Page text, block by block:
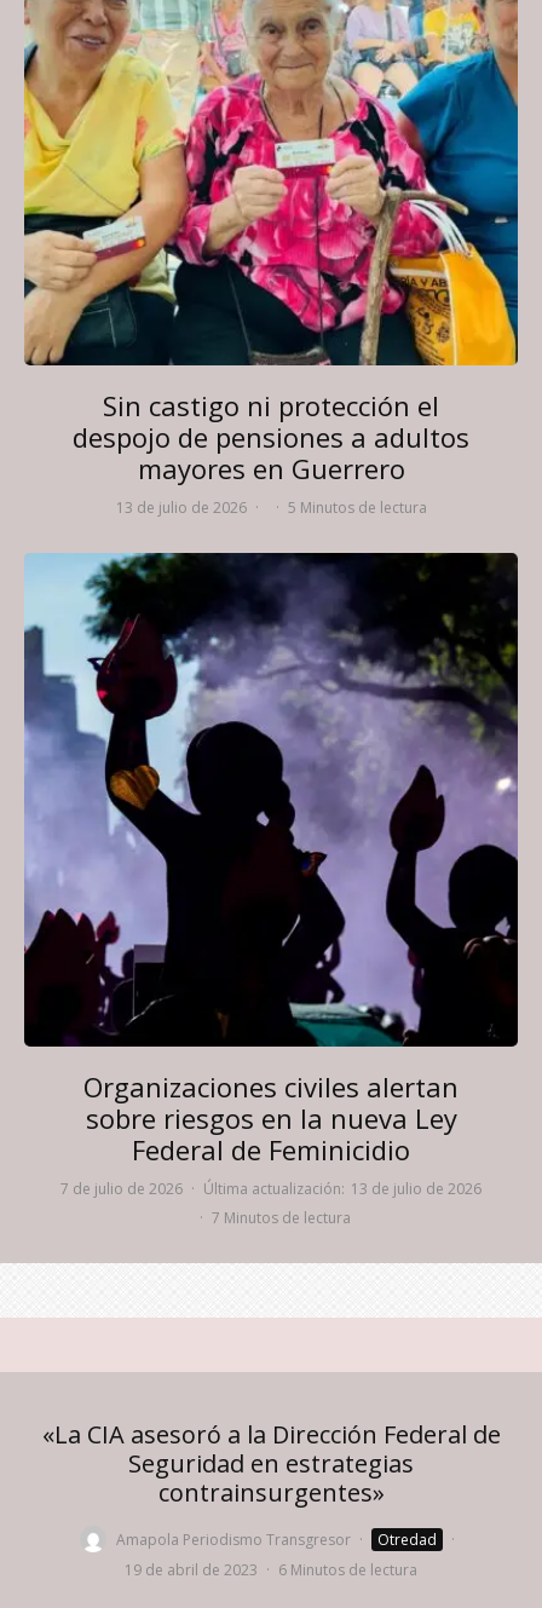
Sin castigo ni protección el
despojo de pensiones a adultos
mayores en Guerrero
13 de julio de 2026 · · 5 Minutos de lectura
Organizaciones civiles alertan
sobre riesgos en la nueva Ley
Federal de Feminicidio
7 de julio de 2026 · Última actualización: 13 de julio de 2026
· 7 Minutos de lectura
«La CIA asesoró a la Dirección Federal de
Seguridad en estrategias
contrainsurgentes»
Amapola Periodismo Transgresor · Otredad
·
19 de abril de 2023 · 6 Minutos de lectura